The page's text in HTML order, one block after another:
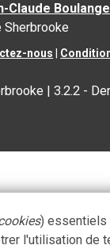
Claude
Sherbrooke
nous
|3.2.2 -
) essentiels
l'utilisation de